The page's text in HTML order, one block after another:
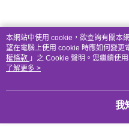
本網站中使用 cookie，欲查詢有關本
望在電腦上使用 cookie 時應如何變更
權條款 」之 Cookie 聲明。您繼續使
用條款之 Cookie 聲明使用 cookie。
了解更多 >
我